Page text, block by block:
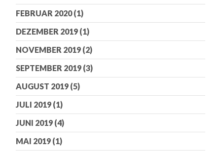
FEBRUAR 2020(1)
DEZEMBER 2019 (1)
NOVEMBER 2019 (2)
SEPTEMBER 2019 (3)
AUGUST 2019 (5)
JULI 2019 (1)
JUNI 2019 (4)
MAI 2019 (1)